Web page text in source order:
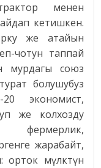
менен
кетишкен.
же атайын
чотун таппай
мурдагы союз
болушубуз
экономист,
же колхозду
жарабайт,
орток мүлктүн